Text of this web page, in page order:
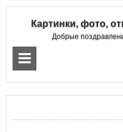
Картинки, фото,
Добрые